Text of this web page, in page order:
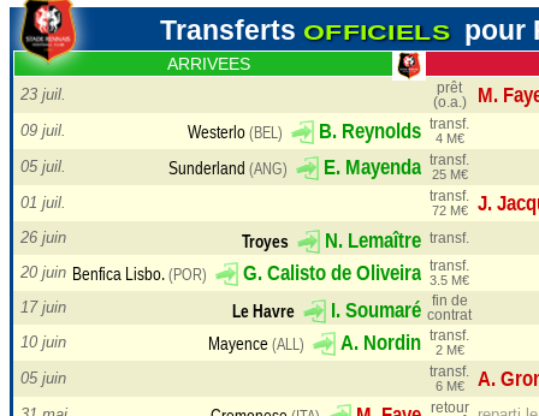
Transferts OFFICIELS pour
ARRIVEES
23 juil.
prêt
(o.a.)
09 juil. transf.
4 M€
05 juil. transf.
25 M€
01 juil. transf.
72 M€
26 juin transf.
20 juin transf.
3.5 M€
17 juin
fin de
contrat
10 juin transf.
2 M€
05 juin transf.
6 M€
retour